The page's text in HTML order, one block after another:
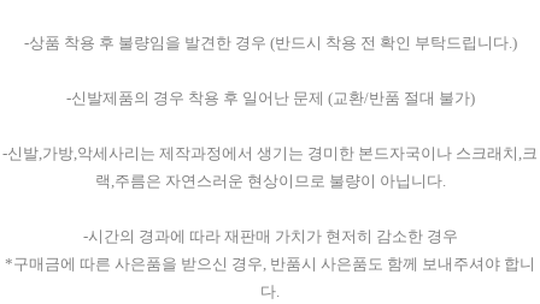
-상품 착용 후 불량임을 발견한 경우 (반드시 착용 전 확인 부탁드립니다.)
-신발제품의 경우 착용 후 일어난 문제 (교환/반품 절대 불가)
-신발,가방,악세사리는 제작과정에서 생기는 경미한 본드자국이나 스크래치,크
랙,주름은 자연스러운 현상이므로 불량이 아닙니다.
-시간의 경과에 따라 재판매 가치가 현저히 감소한 경우
*구매금에 따른 사은품을 받으신 경우, 반품시 사은품도 함께 보내주셔야 합니
다.